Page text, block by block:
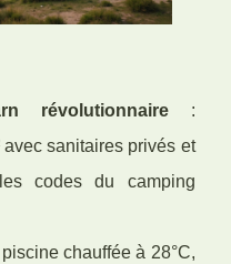
révolutionnaire:
sanitaires privés et
codes du camping
chauffée à 28°C,